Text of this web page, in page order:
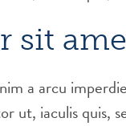
sit
a arcu
iaculis quis,